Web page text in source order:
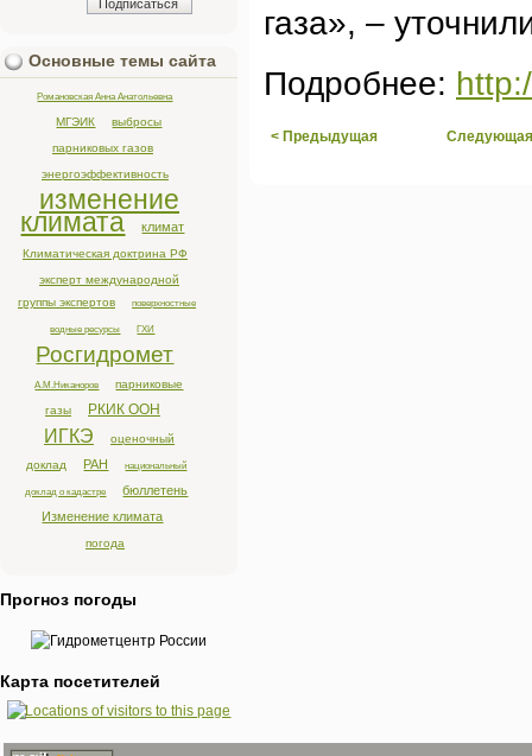
газа», –
Подробнее:
< Предыдущая
Основные темы сайта
Романовская Анна Анатольевна
МГЭИК
выбросы
парниковых газов
энергоэффективность
изменение
климата климат
Климатическая доктрина РФ
эксперт международной
группы экспертов
поверхностные
водные ресурсы ГХИ
Росгидромет
А.М.Никаноров
парниковые
газы
РКИК ООН
ИГКЭ
оценочный
доклад
РАН национальный
доклад о кадастре
бюллетень
Изменение климата
погода
Прогноз погоды
Карта посетителей